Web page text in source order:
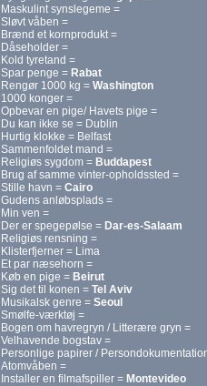
Maskulint synslegeme =
Sløvt våben =
Brænd et kornprodukt =
Dåseholder =
Kold tyretand =
Spar penge = Rabat
Rengør 1000 kg = Washington
1000 konger =
Opbevar en pige/ Havets pige =
Du kan ikke se = Dublin
Hurtig klokke = Belfast
Sammenfoldet mand =
Religiøs sygdom = Buddapest
Brug af samme vinter-opholdssted =
Stille havn = Cairo
Gudens anløbsplads =
Min ven =
Der er spegepølse = Dar-es-Salaam
Religiøs rensning =
Klisterfjerner = Lima
Et par næsehorn =
Køb en pige = Beirut
Sig det til konen = Tel Aviv
Musikalsk genre = Seoul
Smølfe-værktøj =
Bogen om havregryn / Litterære gryn =
Velhavende bogstav =
Personlige papirer /
Atomvåben =
Installer en filmafspiller = Montevideo